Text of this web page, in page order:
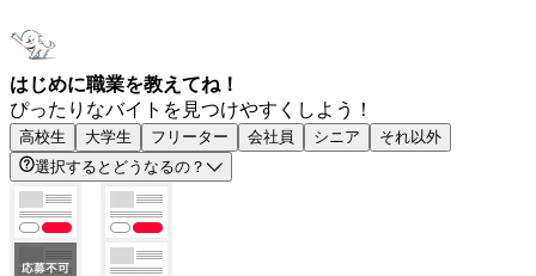
はじめに職業を教えてね！
ぴったりなバイトを見つけやすくしよう！
高校生 大学生 フリーター 会社員 シニア
それ以外
選択するとどうなるの？